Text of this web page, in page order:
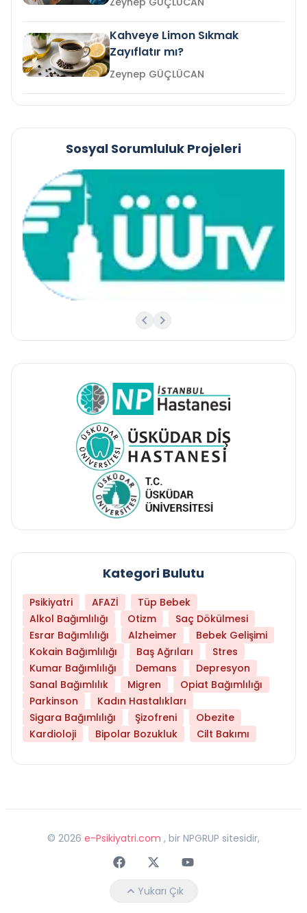
Kahveye Limon Sıkmak
Zayıflatır mı?
Zeynep GÜÇLÜCAN
Sosyal Sorumluluk Projeleri
Kategori Bulutu
Psikiyatri AFAZİ
Tüp Bebek
Alkol Bağımlılığı
Otizm
Saç Dökülmesi
Esrar Bağımlılığı
Alzheimer
Bebek Gelişimi
Kokain Bağımlılığı
Baş Ağrıları
Stres
Kumar Bağımlılığı
Demans
Depresyon
Sanal Bağımlılık
Migren
Opiat Bağımlılığı
Parkinson
Kadın Hastalıkları
Sigara Bağımlılığı
Şizofreni
Obezite
Kardioloji
Bipolar Bozukluk Cilt Bakımı
© 2026 e-Psikiyatri.com , bir NPGRUP sitesidir,
FaceebokTwitterYoutube
Yukarı Çık